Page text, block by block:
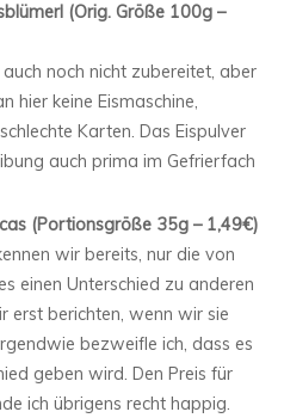
(Orig. Größe 100g –
noch nicht zubereitet, aber
hier keine Eismaschine,
Karten. Das Eispulver
auch prima im Gefrierfach
(Portionsgröße 35g – 1,49€)
wir bereits, nur die von
einen Unterschied zu anderen
erst berichten, wenn wir sie
bezweifle ich, dass es
geben wird. Den Preis für
ich übrigens recht happig.